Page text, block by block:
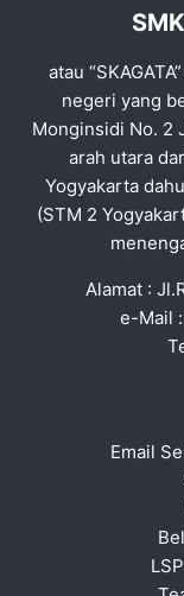
atau
negeri yang
Monginsidi No. 2
arah utara
Yogyakarta
(STM 2
Alamat :
e-Mail :
Email